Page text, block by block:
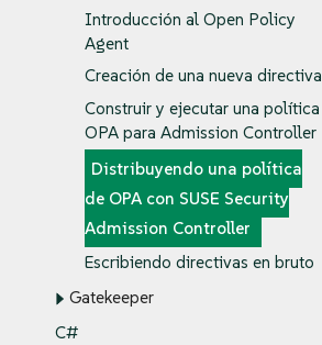
Introducción al Open Policy
Agent
Creación de una nueva directiva
Construir y ejecutar una política
OPA para Admission Controller
Distribuyendo una política
de OPA con SUSE Security
Admission Controller
Escribiendo directivas en bruto
Gatekeeper
C#